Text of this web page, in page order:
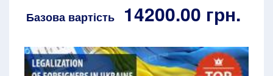
Базова вартість 14200.00 грн.